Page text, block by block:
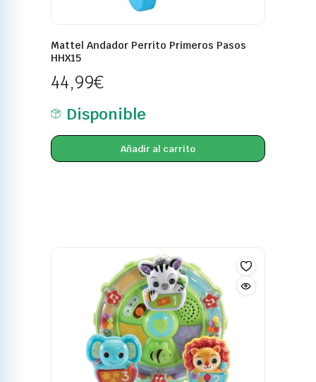
Mattel Andador Perrito Primeros Pasos
HHX15
44,99€
Disponible
Añadir al carrito